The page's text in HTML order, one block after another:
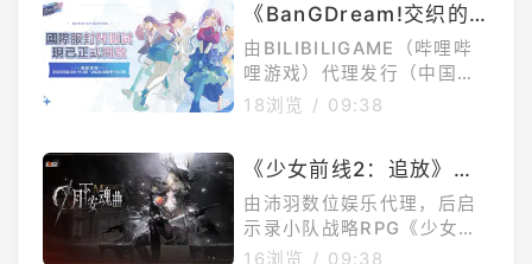
脸」、「温柔脸」、「笑
脸」・配件：「萨姆变身
器」、「流萤的预算」、
「橡木蛋糕卷」等本商品为
「黏土人预购宣传活动」对
内的新枢纽中心，玩家能在
此探索并游玩其他玩家创作
的游戏。官方今（6）日宣
布，为庆祝该项目即将上
线，KRAFTON与Overwolf
一CurseForge合作，举办
「PUBGxCurseForgeUGC
创作大赛」，提供总金
《BanGDream!交织的
乐章》国际服封测开跑梦
限大MewType将于节目
中亲自体验测试内容
由BILIBILIGAME（哔哩哔
哩游戏）代理发行（中国台
湾地区由艾瑞尔网路股份有
正式开放国际服封闭测试
（CBT）。本次CBT为免课
金、限定帐号且将会进行删
档的封闭测试，支援iOS与A
18浏览 / 09:38
《少女前线2：追放》主
题活动「月下安魂曲」古
堡开放精英人形「六分
仪」报到
由沛羽数位娱乐代理，后启
示录小队战略RPG《少女前
线2：追放》今（6）日开放
16浏览 / 09:38